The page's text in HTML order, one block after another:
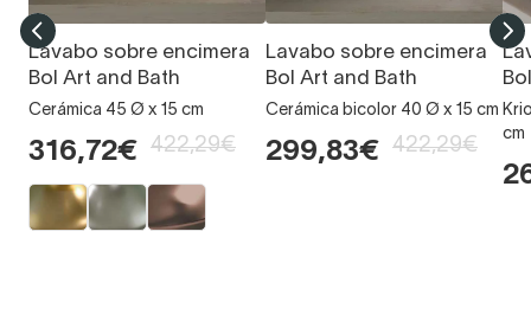
Lavabo sobre encimera
Bol Art and Bath
Cerámica 45 Ø x 15 cm
316,72€ 422,29€
Lavabo sobre encimera
Bol Art and Bath
Cerámica bicolor 40 Ø x 15 cm
299,83€ 422,29€
cm